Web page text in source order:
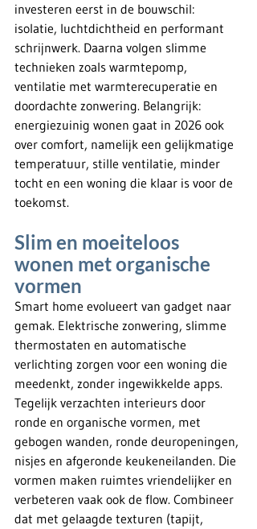
investeren eerst in de bouwschil:
isolatie, luchtdichtheid en performant
schrijnwerk. Daarna volgen slimme
technieken zoals warmtepomp,
ventilatie met warmterecuperatie en
doordachte zonwering. Belangrijk:
energiezuinig wonen gaat in 2026 ook
over comfort, namelijk een gelijkmatige
temperatuur, stille ventilatie, minder
tocht en een woning die klaar is voor de
toekomst.
Slim en moeiteloos
wonen met organische
vormen
Smart home evolueert van gadget naar
gemak. Elektrische zonwering, slimme
thermostaten en automatische
verlichting zorgen voor een woning die
meedenkt, zonder ingewikkelde apps.
Tegelijk verzachten interieurs door
ronde en organische vormen, met
gebogen wanden, ronde deuropeningen,
nisjes en afgeronde keukeneilanden. Die
vormen maken ruimtes vriendelijker en
verbeteren vaak ook de flow. Combineer
dat met gelaagde texturen (tapijt,